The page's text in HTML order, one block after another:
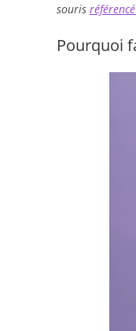
souris
Pourquoi